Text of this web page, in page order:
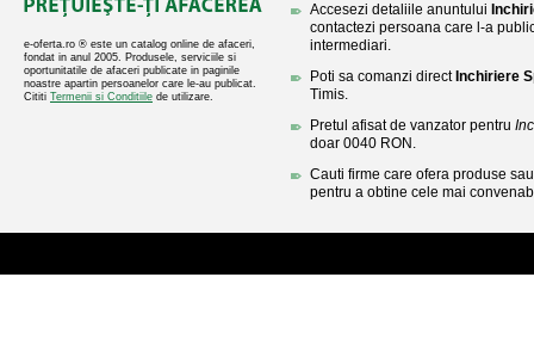
e-oferta.ro ® este un catalog online de afaceri,
fondat in anul 2005. Produsele, serviciile si
oportunitatile de afaceri publicate in paginile
noastre apartin persoanelor care le-au publicat.
Cititi Termenii si Conditiile de utilizare.
Accesezi detaliile anuntului
contactezi persoana care l-a
intermediari.
Poti sa comanzi direct Inchiriere
Timis.
Pretul afisat de vanzator pentru
doar 0040 RON.
Cauti firme care ofera produse
pentru a obtine cele mai